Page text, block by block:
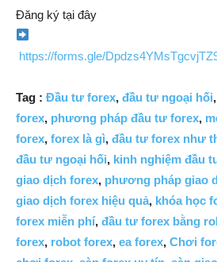
Đăng ký tại đây
https://forms.gle/
Tag : Đầu tư forex, đầu tư ngoại hối,
forex, phương pháp đầu tư forex,
forex, forex là gì, đầu tư forex như
đầu tư ngoại hối, kinh nghiệm đầu
giao dịch forex, phương pháp giao
giao dịch forex hiệu quả, khóa học
forex miễn phí, đầu tư forex bằng
forex, robot forex, ea forex, Chơi